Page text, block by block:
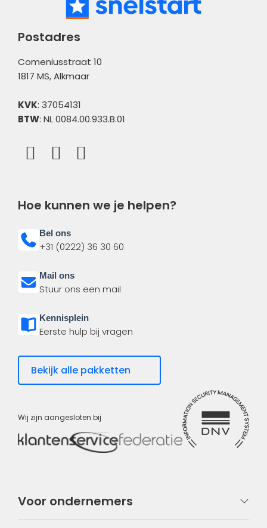
Postadres
Comeniusstraat 10
1817 MS, Alkmaar
KVK: 37054131
BTW: NL 0084.00.933.B.01
Hoe kunnen we je helpen?
Bel ons
+31 (0222) 36 30 60
Mail ons
Stuur ons een mail
Kennisplein
Eerste hulp bij vragen
Bekijk alle pakketten
Wij zijn aangesloten bij
Voor ondernemers